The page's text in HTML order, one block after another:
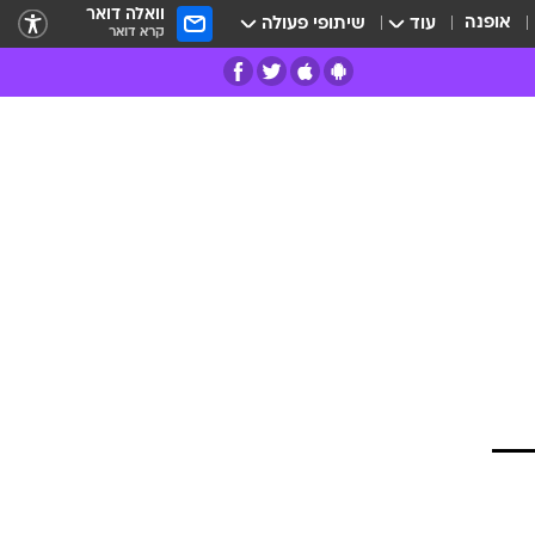
אופנה עוד שיתופי פעולה וואלה דואר
קרא דואר